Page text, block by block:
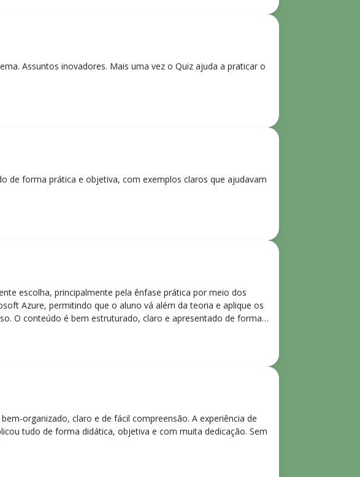
Assuntos inovadores. Mais uma vez o Quiz ajuda a praticar o
de forma prática e objetiva, com exemplos claros que ajudavam
escolha, principalmente pela ênfase prática por meio dos
Azure, permitindo que o aluno vá além da teoria e aplique os
O conteúdo é bem estruturado, claro e apresentado de forma
avançada.”
organizado, claro e de fácil compreensão. A experiência de
tudo de forma didática, objetiva e com muita dedicação. Sem